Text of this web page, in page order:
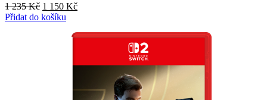
1 235Kč Původní
cena
1 150 KčAktuální
1
Přidat do košíku